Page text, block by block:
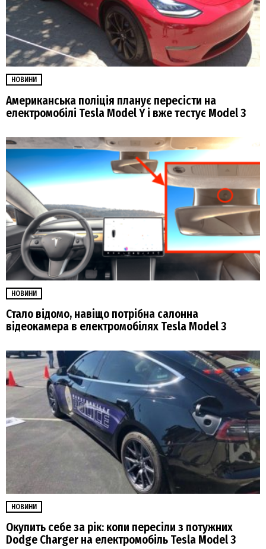
НОВИНИ
Американська поліція планує пересісти на
електромобілі Tesla Model Y і вже тестує Model 3
НОВИНИ
Стало відомо, навіщо потрібна салонна
відеокамера в електромобілях Tesla Model 3
НОВИНИ
Окупить себе за рік: копи пересіли з потужних
Dodge Charger на електромобіль Tesla Model 3